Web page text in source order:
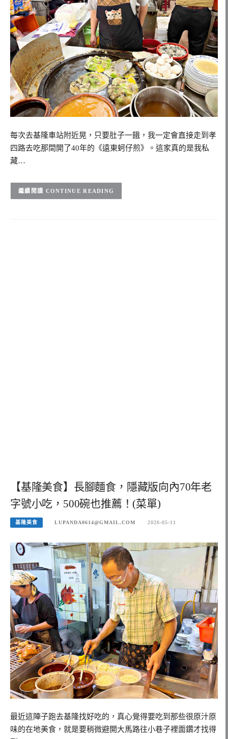
每次去基隆車站附近晃，只要肚子一餓，我一定會直接走到孝
四路去吃那間開了40年的《遠東蚵仔煎》。這家真的是我私
藏…
CONTINUE READING
【基隆美食】長腳麵食，隱藏版向內70年老
字號小吃，500碗也推薦！(菜單)
基隆美食 LUPANDA0614@GMAIL.COM 2026-05-11
最近這陣子跑去基隆找好吃的，真心覺得要吃到那些很原汁原
味的在地美食，就是要稍微避開大馬路往小巷子裡面鑽才找得